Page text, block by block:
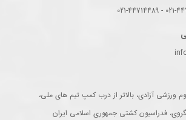
ورزشی آزادی، بالاتر از درب کمپ تیم های ملی،
فدراسیون کشتی جمهوری اسلامی ایران